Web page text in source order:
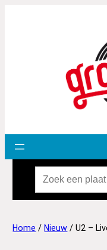
Home / Nieuw / U2 –